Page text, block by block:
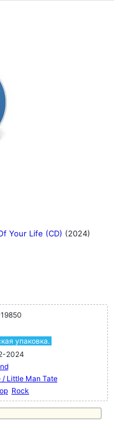
Your Life (CD) (2024)
упаковка.
2024
/ Little Man Tate
Rock